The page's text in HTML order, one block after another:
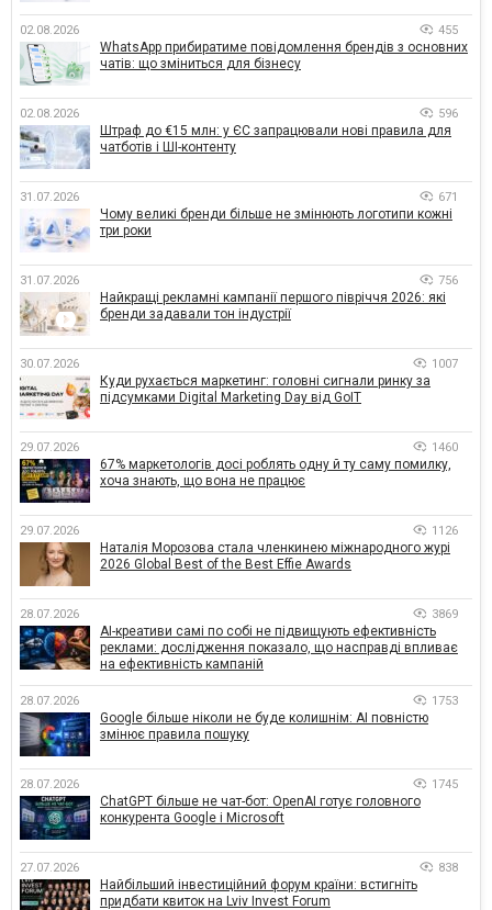
02.08.2026 455
WhatsApp прибиратиме повідомлення брендів з основних
чатів: що зміниться для бізнесу
02.08.2026 596
Штраф до €15 млн: у ЄС запрацювали нові правила для
чатботів і ШІ-контенту
31.07.2026 671
Чому великі бренди більше не змінюють логотипи кожні
три роки
31.07.2026 756
Найкращі рекламні кампанії першого півріччя 2026: які
бренди задавали тон індустрії
30.07.2026 1007
Куди рухається маркетинг: головні сигнали ринку за
підсумками Digital Marketing Day від GoIT
29.07.2026 1460
67% маркетологів досі роблять одну й ту саму помилку,
хоча знають, що вона не працює
29.07.2026 1126
Наталія Морозова стала членкинею міжнародного журі
2026 Global Best of the Best Effie Awards
28.07.2026 3869
AI-креативи самі по собі не підвищують ефективність
реклами: дослідження показало, що насправді впливає
на ефективність кампаній
28.07.2026 1753
Google більше ніколи не буде колишнім: AI повністю
змінює правила пошуку
28.07.2026 1745
ChatGPT більше не чат-бот: OpenAI готує головного
конкурента Google і Microsoft
27.07.2026 838
Найбільший інвестиційний форум країни: встигніть
придбати квиток на Lviv Invest Forum